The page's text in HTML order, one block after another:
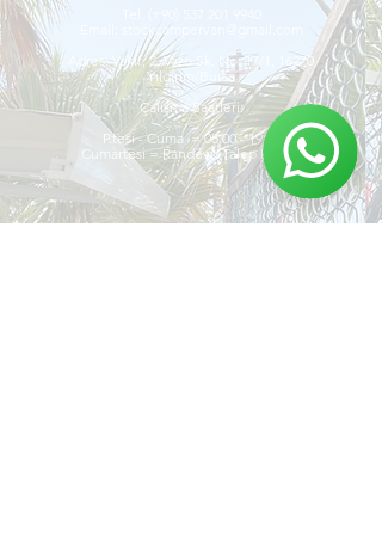
stockcampervan@gmail.com
Adres:Vakıf, 2. Vazo Sk. No: 17/1, 16270
Yıldırım/Bursa
Çalışma Saatleri:
P.tesi - Cuma = 08.00 - 19:00
Cumartesi = Randevu Talep Ediniz.